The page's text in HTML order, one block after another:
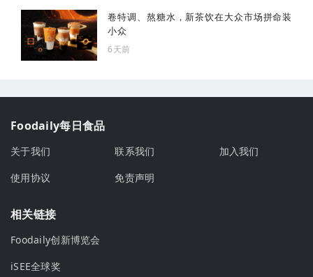
卷特调、熬糖水，新茶饮在大众市场拼命装
小众
6天前
Foodaily每日食品
关于我们 联系我们
加入我们
使用协议
免责声明
相关链接
Foodaily创新博览会
iSEE全球奖